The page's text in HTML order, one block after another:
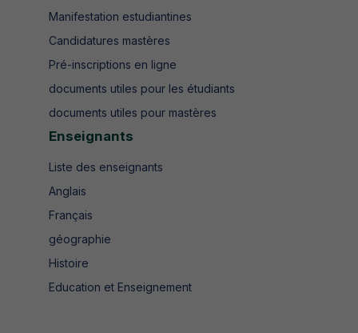
Manifestation estudiantines
Candidatures mastères
Pré-inscriptions en ligne
documents utiles pour les étudiants
documents utiles pour mastères
Enseignants
Liste des enseignants
Anglais
Français
géographie
Histoire
Education et Enseignement